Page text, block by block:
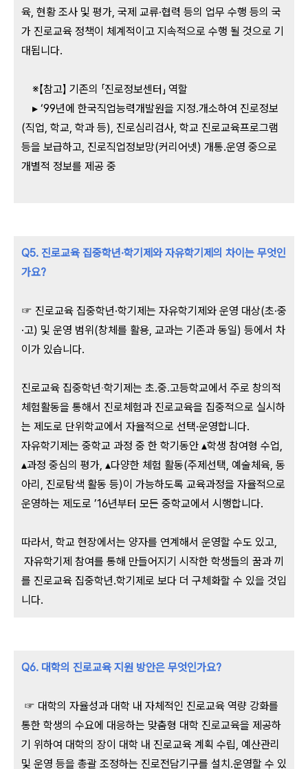
육, 현황 조사 및 평가, 국제 교류·협력 등의 업무 수행 등의 국
가 진로교육 정책이 체계적이고 지속적으로 수행 될 것으로 기
대됩니다.
※【참고】 기존의 「진로정보센터」 역할
▸ ‘99년에 한국직업능력개발원을 지정․개소하여 진로정보
(직업, 학교, 학과 등), 진로심리검사, 학교 진로교육프로그램
등을 보급하고, 진로직업정보망(커리어넷) 개통․운영 중으로
개별적 정보를 제공 중
Q5. 진로교육 집중학년·학기제와 자유학기제의 차이는 무엇인
가요?
☞ 진로교육 집중학년·학기제는 자유학기제와 운영 대상(초·중
·고) 및 운영 범위(창체를 활용, 교과는 기존과 동일) 등에서 차
이가 있습니다.
진로교육 집중학년‧학기제는 초․중․고등학교에서 주로 창의적
체험활동을 통해서 진로체험과 진로교육을 집중적으로 실시하
는 제도로 단위학교에서 자율적으로 선택·운영합니다.
자유학기제는 중학교 과정 중 한 학기동안 ▴학생 참여형 수업,
▴과정 중심의 평가, ▴다양한 체험 활동(주제선택, 예술체육, 동
아리, 진로탐색 활동 등)이 가능하도록 교육과정을 자율적으로
운영하는 제도로 ’16년부터 모든 중학교에서 시행합니다.
따라서, 학교 현장에서는 양자를 연계해서 운영할 수도 있고,
자유학기제 참여를 통해 만들어지기 시작한 학생들의 꿈과 끼
를 진로교육 집중학년․학기제로 보다 더 구체화할 수 있을 것입
니다.
Q6. 대학의 진로교육 지원 방안은 무엇인가요?
☞ 대학의 자율성과 대학 내 자체적인 진로교육 역량 강화를
통한 학생의 수요에 대응하는 맞춤형 대학 진로교육을 제공하
기 위하여 대학의 장이 대학 내 진로교육 계획 수립, 예산관리
및 운영 등을 총괄 조정하는 진로전담기구를 설치․운영할 수 있